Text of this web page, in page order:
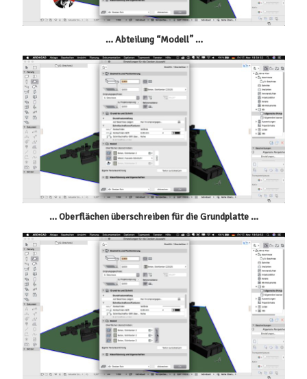
… Abteilung “Modell” …
… Oberflächen überschreiben für die Grundplatte …